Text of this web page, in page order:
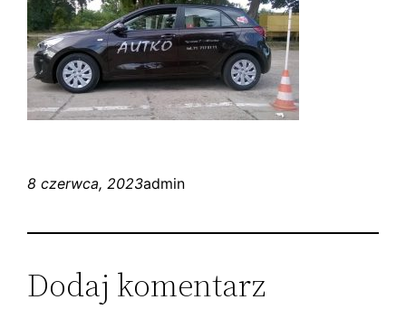
8 czerwca, 2023admin
Dodaj komentarz